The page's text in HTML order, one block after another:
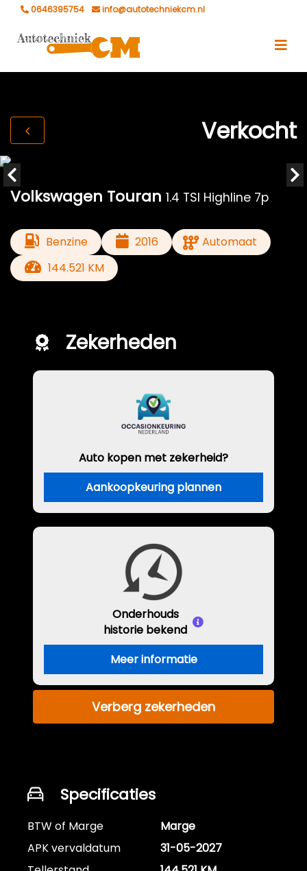
0646395754 info@autotechniekcm.nl
Verkocht
Volkswagen Touran 1.4 TSI Highline 7p
Benzine 2016
Automaat
144.521 KM
Zekerheden
Auto kopen met zekerheid?
Aankoopkeuring plannen
Onderhouds
historie bekend
Meer informatie
Verberg zekerheden
Specificaties
BTW of Marge
Marge
APK vervaldatum
31-05-2027